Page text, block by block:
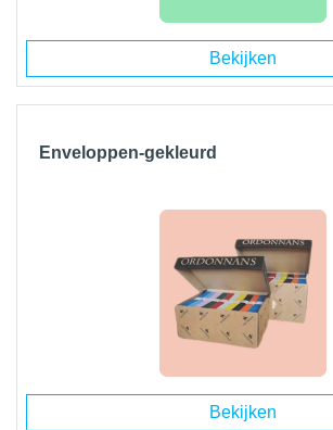
Bekijken
Enveloppen-gekleurd
Bekijken